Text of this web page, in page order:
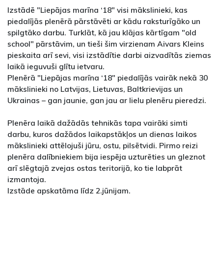
Izstādē "Liepājas marīna ‘18" visi mākslinieki, kas
piedalījās plenērā pārstāvēti ar kādu raksturīgāko un
spilgtāko darbu. Turklāt, kā jau klājas kārtīgam "old
school" pārstāvim, un tieši šim virzienam Aivars Kleins
pieskaita arī sevi, visi izstādītie darbi aizvadītās ziemas
laikā ieguvuši glītu ietvaru.
Plenērā "Liepājas marīna ‘18" piedalījās vairāk nekā 30
mākslinieki no Latvijas, Lietuvas, Baltkrievijas un
Ukrainas – gan jaunie, gan jau ar lielu plenēru pieredzi.
Plenēra laikā dažādās tehnikās tapa vairāki simti
darbu, kuros dažādos laikapstākļos un dienas laikos
mākslinieki attēlojuši jūru, ostu, pilsētvidi. Pirmo reizi
plenēra dalībniekiem bija iespēja uzturēties un gleznot
arī slēgtajā zvejas ostas teritorijā, ko tie labprāt
izmantoja.
Izstāde apskatāma līdz 2.jūnijam.